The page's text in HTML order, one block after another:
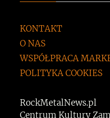
KONTAKT
O NAS
WSPÓŁPRACA
POLITYKA COOKIES
RockMetalNews.pl
Centrum Kultury